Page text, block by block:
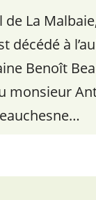
de La
décédé à
Benoît
monsieur